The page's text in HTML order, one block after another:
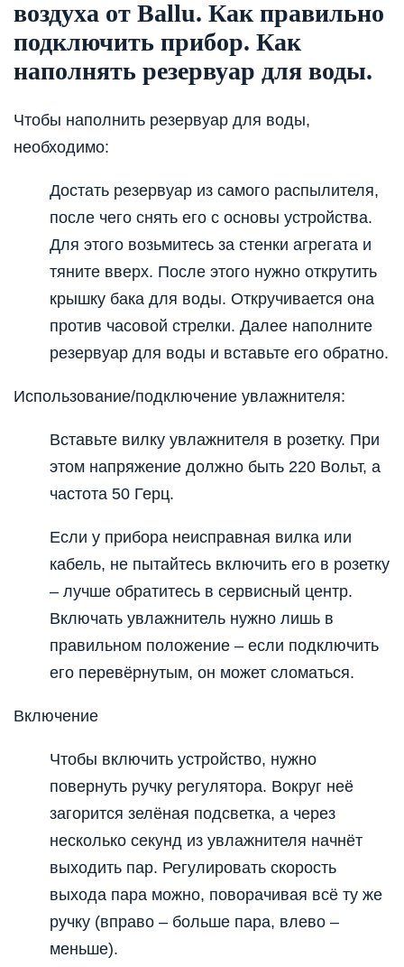
воздуха от Ballu. Как правильно
подключить прибор. Как
наполнять резервуар для воды.
Чтобы наполнить резервуар для воды,
необходимо:
Достать резервуар из самого распылителя,
после чего снять его с основы устройства.
Для этого возьмитесь за стенки агрегата и
тяните вверх. После этого нужно открутить
крышку бака для воды. Откручивается она
против часовой стрелки. Далее наполните
резервуар для воды и вставьте его обратно.
Использование/подключение увлажнителя:
Вставьте вилку увлажнителя в розетку. При
этом напряжение должно быть 220 Вольт, а
частота 50 Герц.
Если у прибора неисправная вилка или
кабель, не пытайтесь включить его в розетку
– лучше обратитесь в сервисный центр.
Включать увлажнитель нужно лишь в
правильном положение – если подключить
его перевёрнутым, он может сломаться.
Включение
Чтобы включить устройство, нужно
повернуть ручку регулятора. Вокруг неё
загорится зелёная подсветка, а через
несколько секунд из увлажнителя начнёт
выходить пар. Регулировать скорость
выхода пара можно, поворачивая всё ту же
ручку (вправо – больше пара, влево –
меньше).